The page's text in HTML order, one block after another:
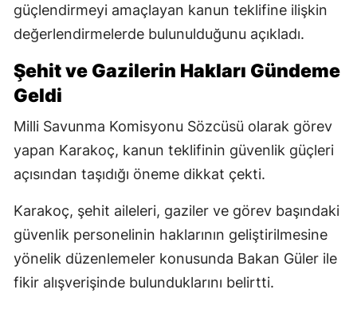
güçlendirmeyi amaçlayan kanun teklifine ilişkin
değerlendirmelerde bulunulduğunu açıkladı.
Şehit ve Gazilerin Hakları Gündeme
Geldi
Milli Savunma Komisyonu Sözcüsü olarak görev
yapan Karakoç, kanun teklifinin güvenlik güçleri
açısından taşıdığı öneme dikkat çekti.
Karakoç, şehit aileleri, gaziler ve görev başındaki
güvenlik personelinin haklarının geliştirilmesine
yönelik düzenlemeler konusunda Bakan Güler ile
fikir alışverişinde bulunduklarını belirtti.